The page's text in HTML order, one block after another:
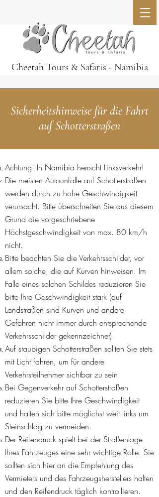
Cheetah Tours & Safaris - Namibia
Sicherheitshinweise für die Fahrt
auf Schotterstraßen
Achtung: In Namibia herrscht Linksverkehr!
Die meisten Autounfälle auf Schotterstraßen
werden durch zu hohe Geschwindigkeit
verursacht. Bitte überschreiten Sie aus diesem
Grund die vorgeschriebene
Höchstgeschwindigkeit von max. 80 km/h
nicht.
Bitte beachten Sie die Verkehrsschilder, vor
allem solche, die auf Kurven hinweisen. Im
Falle eines solchen Schildes reduzieren Sie
bitte Ihre Geschwindigkeit stark (auf
Landstraßen sind Kurven und andere
Gefahren nicht immer durch entsprechende
Verkehrsschilder gekennzeichnet).
Auf staubigen Schotterstraßen sollten Sie stets
mit Licht fahren, um für andere
Verkehrsteilnehmer sichtbar zu sein.
Bei Gegenverkehr auf Schotterstraßen
reduzieren Sie bitte Ihre Geschwindigkeit
und halten sich bitte möglichst weit links um
Steinschlag zu vermeiden.
Der Reifendruck spielt bei der Straßenlage
Ihres Fahrzeuges eine sehr wichtige Rolle. Sie
sollten sich hier an die Empfehlung des
Vermieters und des Fahrzeugsherstellers halten
und den Reifendruck täglich kontrollieren.